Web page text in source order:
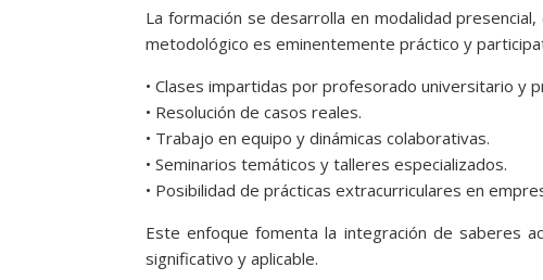
La formación se desarrolla en modalidad
metodológico es eminentemente práctico y
• Clases impartidas por profesorado universitario y
• Resolución de casos reales.
• Trabajo en equipo y dinámicas colaborativas.
• Seminarios temáticos y talleres especializados.
• Posibilidad de prácticas extracurriculares en
Este enfoque fomenta la integración de saberes
significativo y aplicable.